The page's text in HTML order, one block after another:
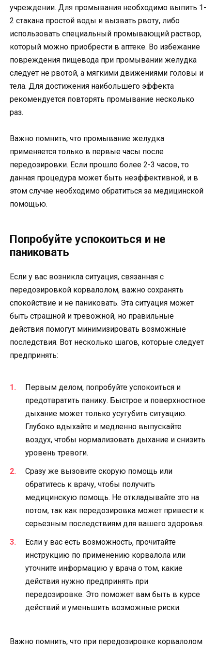
учреждении. Для промывания необходимо выпить 1-
2 стакана простой воды и вызвать рвоту, либо
использовать специальный промывающий раствор,
который можно приобрести в аптеке. Во избежание
повреждения пищевода при промывании желудка
следует не рвотой, а мягкими движениями головы и
тела. Для достижения наибольшего эффекта
рекомендуется повторять промывание несколько
раз.
Важно помнить, что промывание желудка
применяется только в первые часы после
передозировки. Если прошло более 2-3 часов, то
данная процедура может быть неэффективной, и в
этом случае необходимо обратиться за медицинской
помощью.
Попробуйте успокоиться и не
паниковать
Если у вас возникла ситуация, связанная с
передозировкой корвалолом, важно сохранять
спокойствие и не паниковать. Эта ситуация может
быть страшной и тревожной, но правильные
действия помогут минимизировать возможные
последствия. Вот несколько шагов, которые следует
предпринять:
Первым делом, попробуйте успокоиться и
предотвратить панику. Быстрое и поверхностное
дыхание может только усугубить ситуацию.
Глубоко вдыхайте и медленно выпускайте
воздух, чтобы нормализовать дыхание и снизить
уровень тревоги.
Сразу же вызовите скорую помощь или
обратитесь к врачу, чтобы получить
медицинскую помощь. Не откладывайте это на
потом, так как передозировка может привести к
серьезным последствиям для вашего здоровья.
Если у вас есть возможность, прочитайте
инструкцию по применению корвалола или
уточните информацию у врача о том, какие
действия нужно предпринять при
передозировке. Это поможет вам быть в курсе
действий и уменьшить возможные риски.
Важно помнить, что при передозировке корвалолом